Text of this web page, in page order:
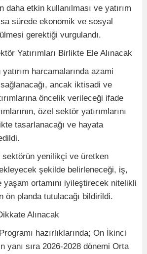
daha etkin kullanılması ve yatırım
sürede ekonomik ve sosyal
gerektiği vurgulandı.
Yatırımları Birlikte Ele Alınacak
harcamalarında azami
ancak iktisadi ve
öncelik verileceği ifade
özel sektör yatırımlarını
tasarlanacağı ve hayata
yenilikçi ve üretken
şekilde belirleneceği, iş,
yaşam ortamını iyileştirecek nitelikli
ön planda tutulacağı bildirildi.
Alınacak
hazırlıklarında; On İkinci
yanı sıra 2026-2028 dönemi Orta